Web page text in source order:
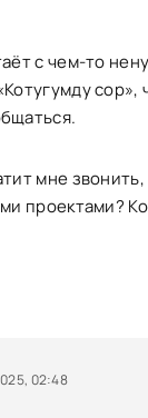
с чем-то
сор»,
мне звонить,
проектами?
02:48